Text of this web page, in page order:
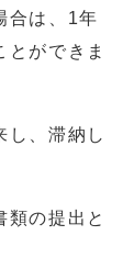
合は、1年
とができま
、滞納し
の提出と